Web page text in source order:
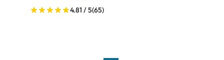
4.81 / 5(65)